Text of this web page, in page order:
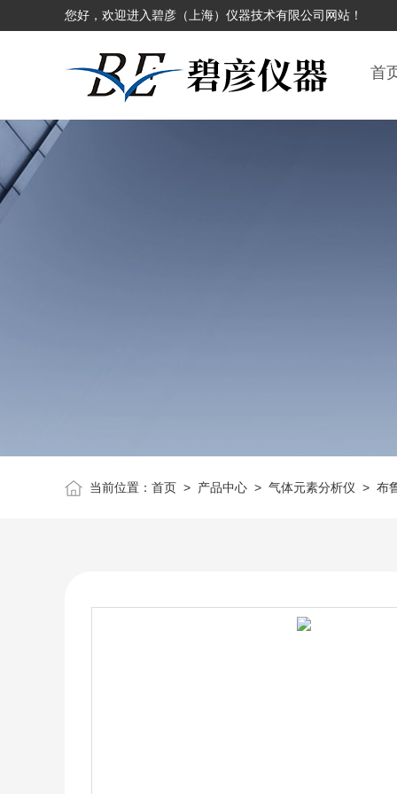
您好，欢迎进入碧彦（上海）仪器技术有限公司网站！
首
当前位置： 首页> 产品中心> 气体元素分析仪 > 布